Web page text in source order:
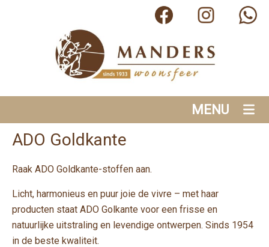
MENU
ADO Goldkante
Raak ADO Goldkante-stoffen aan.
Licht, harmonieus en puur joie de vivre – met haar
producten staat ADO Golkante voor een frisse en
natuurlijke uitstraling en levendige ontwerpen. Sinds 1954
in de beste kwaliteit.